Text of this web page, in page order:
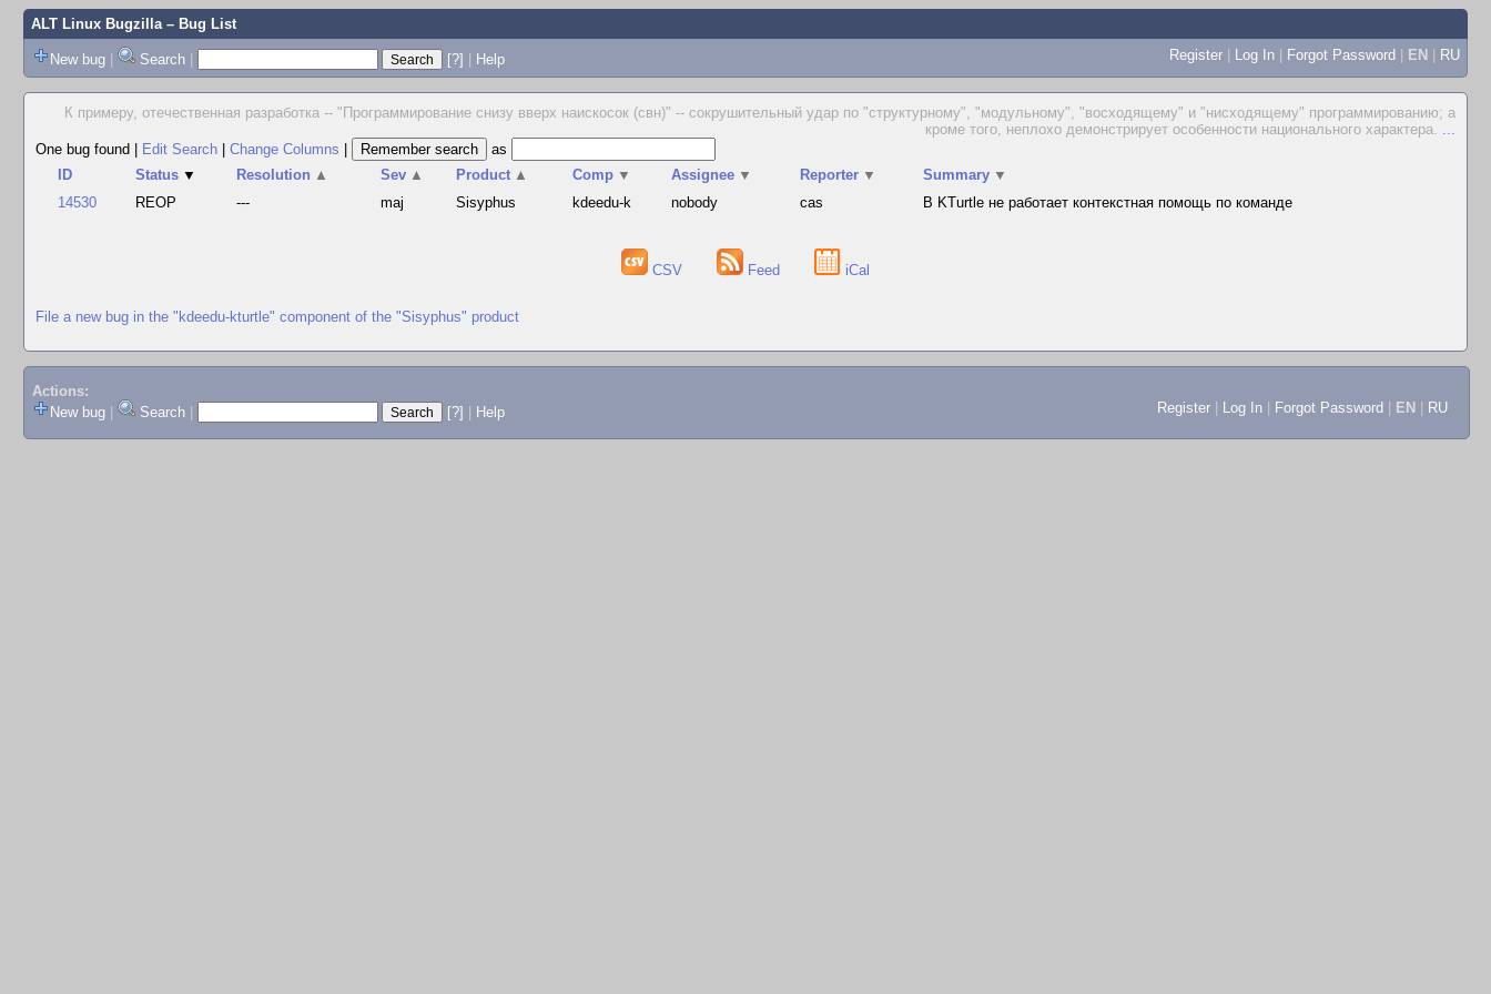
ALT Linux Bugzilla– Bug List
New bug | Search | [?] | Help Register | Log In | Forgot Password | EN | RU
К примеру, отечественная разработка -- "Программирование снизу вверх наискосок (свн)" -- сокрушительный удар по "структурному", "модульному", "восходящему" и "нисходящему" программированию; а
кроме того, неплохо демонстрирует особенности национального характера. ...
One bug found
Edit Search Change Columns
as
ID
Status ▼ Resolution ▲ Sev ▲ Product ▲ Comp ▼ Assignee ▼ Reporter ▼ Summary ▼
14530
REOP --- maj Sisyphus kdeedu-k nobody cas В KTurtle не работает контекстная помощь по команде
CSV Feed iCal
File a new bug in the "kdeedu-kturtle" component of the "Sisyphus" product
Actions:
New bug
Search [?] Help Register Log In Forgot Password EN RU